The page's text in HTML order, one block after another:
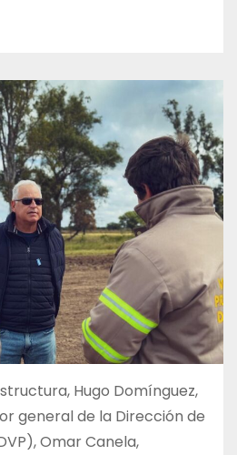
Hugo Domínguez,
general de la Dirección de
Omar Canela,